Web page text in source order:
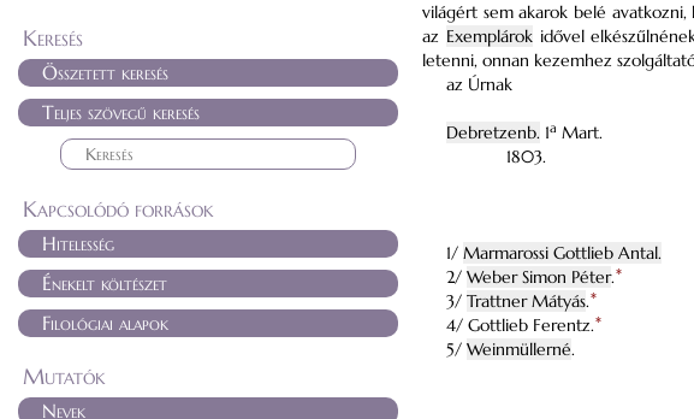
Keresés
Összetett keresés
Teljes szövegű keresés
Kapcsolódó források
Hitelesség
Énekelt költészet
Filológiai alapok
Mutatók
Nevek
világért sem akarok belé
az Exemplárokidővel
letenni, onnan kezemhez
az Úrnak
Debretzenb. 1a Mart.
1803.
1/ Marmarossi Gottlieb Antal.
2/ Weber Simon Péter.*
3/ Trattner Mátyás.*
4/ Gottlieb Ferentz.*
5/ Weinmüllerné.